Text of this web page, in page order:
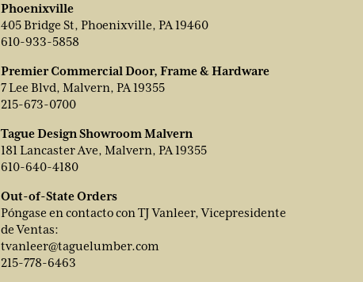
Phoenixville
405 Bridge St, Phoenixville, PA 19460
610-933-5858
Premier Commercial Door, Frame & Hardware
7 Lee Blvd, Malvern, PA 19355
215-673-0700
Tague Design Showroom Malvern
181 Lancaster Ave, Malvern, PA 19355
610-640-4180
Out-of-State Orders
Póngase en contacto con TJ Vanleer, Vicepresidente
de Ventas:
tvanleer@taguelumber.com
215-778-6463